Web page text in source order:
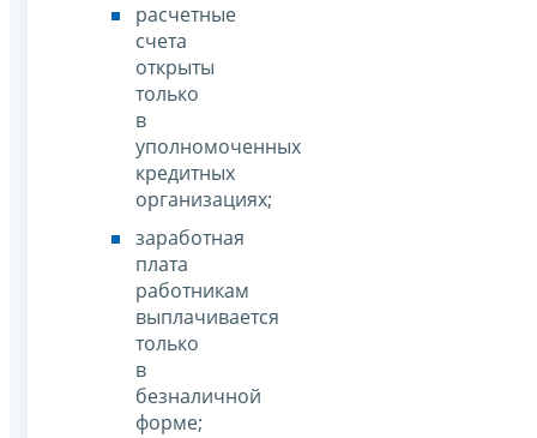
расчетные
счета
открыты
только
в
уполномоченных
кредитных
организациях;
заработная
плата
работникам
выплачивается
только
в
безналичной
форме;